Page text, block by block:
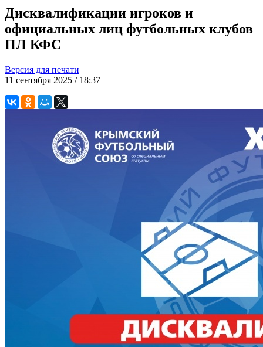
Дисквалификации игроков и
официальных лиц футбольных клубов
ПЛ КФС
Версия для печати
11 сентября 2025 / 18:37